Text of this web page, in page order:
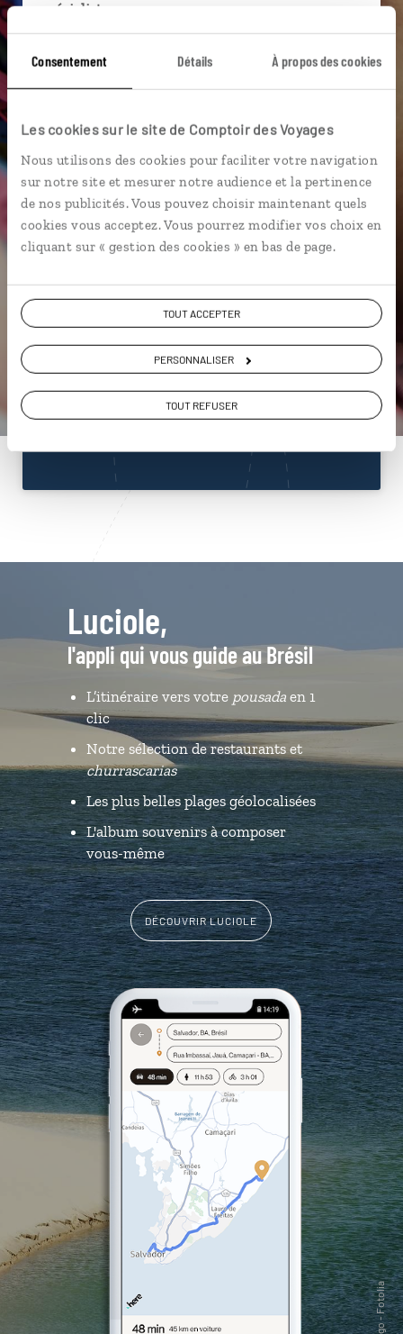
Consentement Détails À propos des cookies
Les cookies sur le site de Comptoir des Voyages
Nous utilisons des cookies pour faciliter votre navigation
sur notre site et mesurer notre audience et la pertinence
de nos publicités. Vous pouvez choisir maintenant quels
cookies vous acceptez. Vous pourrez modifier vos choix en
cliquant sur « gestion des cookies » en bas de page.
TOUT ACCEPTER
PERSONNALISER
TOUT REFUSER
spécialistes
près de vos envies et de la réalité du pays.
connectés en agence, mais aussi par email ou
Vous gardez le même interlocuteur avant,
pendant et après votre voyage.
Construisez votre voyage avec un spécialiste Brésil
01 86 95 65 07
Luciole,
l'appli qui vous guide au Brésil
L’itinéraire vers votre pousada en 1
clic
Notre sélection de restaurants et
churrascarias
Les plus belles plages géolocalisées
L'album souvenirs à composer
vous-même
DÉCOUVRIR LUCIOLE